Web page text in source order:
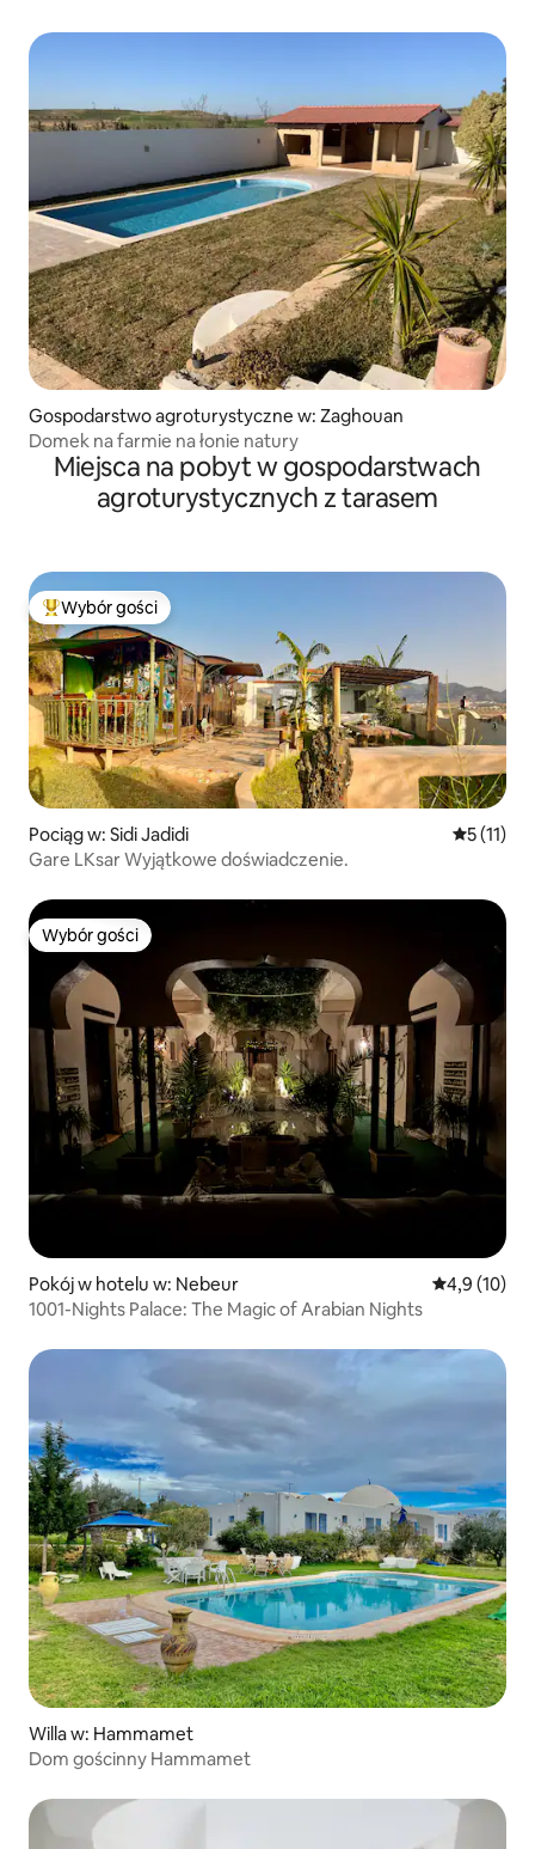
Gospodarstwo agroturystyczne w: Zaghouan
Domek na farmie na łonie natury
Miejsca na pobyt w gospodarstwach
agroturystycznych z tarasem
Najpopularniejsze z kategorii Wybór gości
Wybór gości
Pociąg w: Sidi Jadidi Średnia
5 (11)
Gare LKsar Wyjątkowe doświadczenie.
Wybór gości
Wybór gości
Pokój w hotelu w: Nebeur Średnia
4,9 (10)
1001-Nights Palace: The Magic of Arabian Nights
Willa w: Hammamet
Dom gościnny Hammamet